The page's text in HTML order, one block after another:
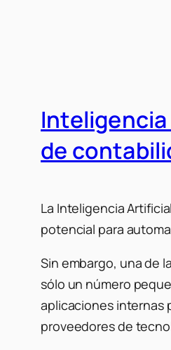
de
La Inteligencia
potencial para
Sin embargo, una de
sólo un número
aplicaciones internas
proveedores de